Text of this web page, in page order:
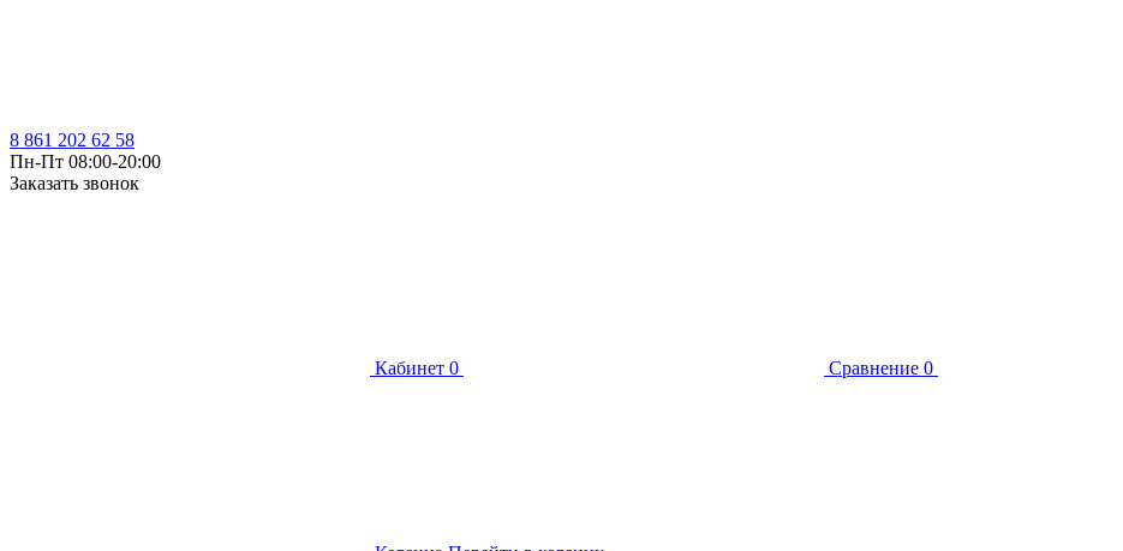
8 861 202 62 58
Пн-Пт 08:00-20:00
Заказать звонок
Кабинет 0 Сравнение 0